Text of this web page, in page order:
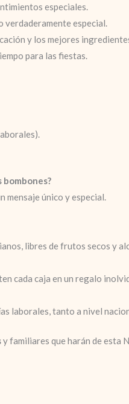
especiales.
verdaderamente especial.
y los mejores
para las fiestas.
bombones?
mensaje único y especial.
libres de frutos secos y
cada caja en un regalo
laborales, tanto a nivel
y familiares que harán de esta